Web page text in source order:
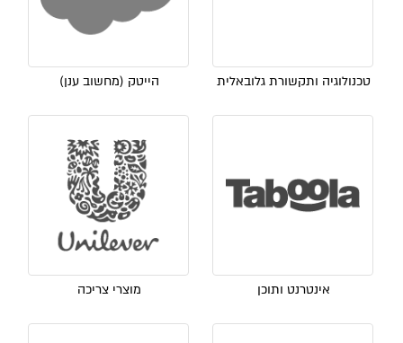
טכנולוגיה ותקשורת גלובאלית הייטק (מחשוב ענן)
אינטרנט ותוכן מוצרי צריכה